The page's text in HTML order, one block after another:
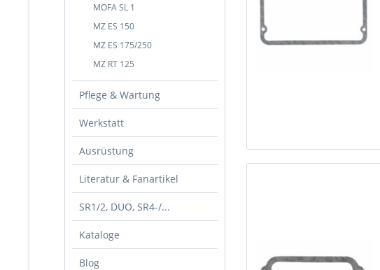
MOFA SL 1
MZ ES 150
MZ ES 175/250
MZ RT 125
Pflege & Wartung
Werkstatt
Ausrüstung
Literatur & Fanartikel
SR1/2, DUO, SR4-/...
Kataloge
Blog